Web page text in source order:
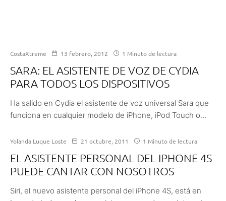
CostaXtreme 13 febrero, 2012 1 Minuto de lectura
SARA: EL ASISTENTE DE VOZ DE CYDIA
PARA TODOS LOS DISPOSITIVOS
Ha salido en Cydia el asistente de voz universal Sara que
funciona en cualquier modelo de iPhone, iPod Touch o...
Yolanda Luque Loste 21 octubre, 2011 1 Minuto de lectura
EL ASISTENTE PERSONAL DEL IPHONE 4S
PUEDE CANTAR CON NOSOTROS
Siri, el nuevo asistente personal del iPhone 4S, está en